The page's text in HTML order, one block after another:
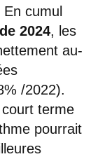
En cumul
2024, les
au-
/2022).
court terme
pourrait